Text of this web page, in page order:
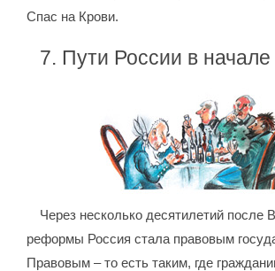
Спас на Крови.
7. Пути России в начале
Через несколько десятилетий после
реформы Россия стала правовым
Правовым – то есть таким, где